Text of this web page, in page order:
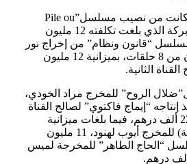
أما المرتبة الخامسة فكانت من نصيب مسلسل”Pile ou
Face” للمخرجة صفاء بركة الذي بلغت تكلفته 12 مليون
مسلسل “قانون ونظام” من إخراج نور
الدين الخماري، المكون من 8 حلقات، بميزانية 12 مليون
الروح” للمخرج مراد الخودي،
“إيماج فاكتوي” لصالح القناة
“الأولى” 11 مليون و221 ألف درهم، فيما بلغات ميزانية
“بنات شريفة” (26 حلقة) للمخرج أيوب لهنود، 11 مليون
“الحاج الطاهر” للمخرجة لميس